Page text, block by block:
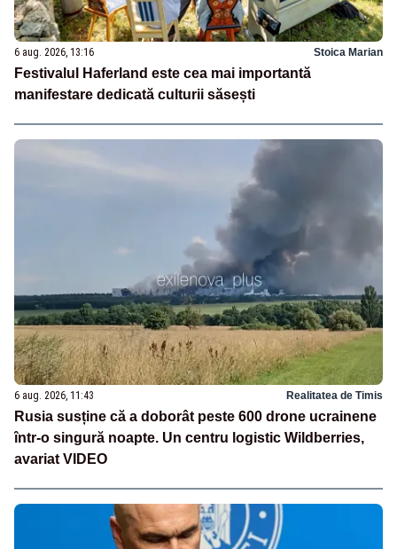
6 aug. 2026, 13:16 Stoica Marian
Festivalul Haferland este cea mai importantă
manifestare dedicată culturii săsești
6 aug. 2026, 11:43 Realitatea de Timis
Rusia susține că a doborât peste 600 drone ucrainene
într-o singură noapte. Un centru logistic Wildberries,
avariat VIDEO